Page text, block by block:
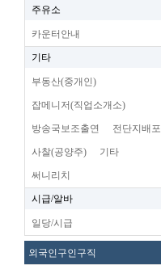
주유소
카운터안내
기타
부동산(중개인)
잡메니저(직업소개소)
방송국보조출연 전단지배포
사찰(공양주) 기타
써니리치
시급/알바
일당/시급
외국인구인구직